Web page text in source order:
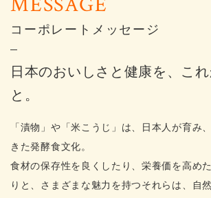
コーポレートメッセージ
日本のおいしさと健康を、こ
と。
「漬物」や「米こうじ」は、日本人が育み
きた発酵食文化。
食材の保存性を良くしたり、栄養価を高め
りと、さまざまな魅力を持つそれらは、自